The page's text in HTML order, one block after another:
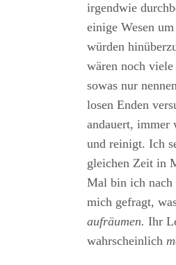
irgendwie
einige Wesen
würden
wären noch viele
sowas nur
losen Enden
andauert, immer
und reinigt. Ich
gleichen Zeit in
Mal bin ich nach
mich gefragt,
aufräumen. Ihr
wahrscheinlich